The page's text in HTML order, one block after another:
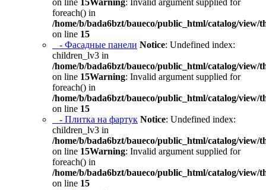
on line 15Warning: Invalid argument supplied for
foreach() in
/home/b/bada6bzt/baueco/public_html/catalog/view/
on line 15
- Фасадные панели Notice: Undefined index:
children_lv3 in
/home/b/bada6bzt/baueco/public_html/catalog/view/
on line 15Warning: Invalid argument supplied for
foreach() in
/home/b/bada6bzt/baueco/public_html/catalog/view/
on line 15
- Плитка на фартук Notice: Undefined index:
children_lv3 in
/home/b/bada6bzt/baueco/public_html/catalog/view/
on line 15Warning: Invalid argument supplied for
foreach() in
/home/b/bada6bzt/baueco/public_html/catalog/view/
on line 15